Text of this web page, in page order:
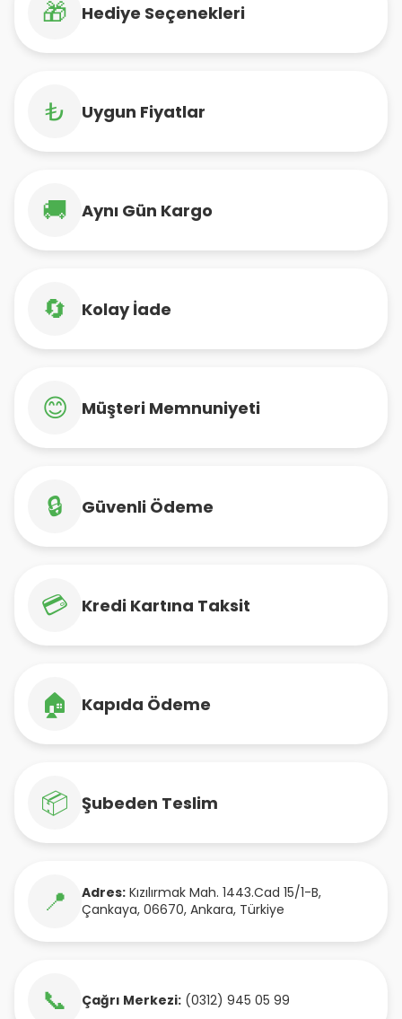
🎁 Hediye Seçenekleri
₺ Uygun Fiyatlar
🚚 Aynı Gün Kargo
🔄 Kolay İade
😊 Müşteri Memnuniyeti
🔒 Güvenli Ödeme
💳 Kredi Kartına Taksit
🏠 Kapıda Ödeme
📦 Şubeden Teslim
📍 Adres: Kızılırmak Mah. 1443.Cad 15/1-B,
Çankaya, 06670, Ankara, Türkiye
📞 Çağrı Merkezi: (0312) 945 05 99